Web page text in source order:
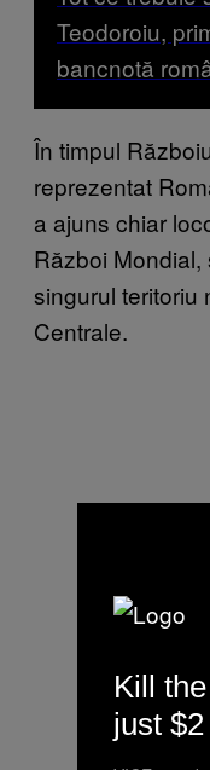
Teodoroiu,
bancnotă
În timpul
reprezentat
a ajuns chiar
Război
singurul teritoriu
Centrale.
Kill
just